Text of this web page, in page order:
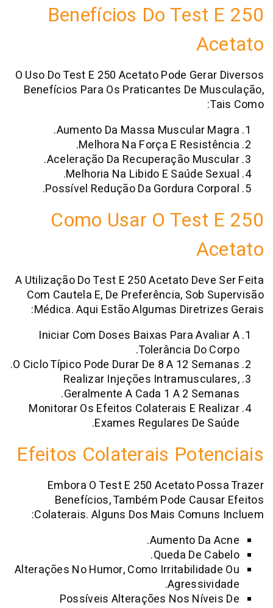
Benefícios Do Test
O Uso Do Test E 250 Acetato Pode
Benefícios Para Os Praticantes De
Aumento Da Massa Muscular
Melhora Na Força E
Aceleração Da Recuperação
Melhoria Na Libido E Saúde
Possível Redução Da Gordura
Como Usar O Test
A Utilização Do Test E 250 Acetato
Com Cautela E, De Preferência, Sob
Médica. Aqui Estão Algumas
Iniciar Com Doses Baixas Para
Tolerância Do
O Ciclo Típico Pode Durar De 8 A 12
Realizar Injeções
Geralmente A Cada 1 A 2
Monitorar Os Efeitos Colaterais E
Exames Regulares De
Efeitos Colaterais
Embora O Test E 250 Acetato
Benefícios, Também Pode
Colaterais. Alguns Dos Mais
Aumento Da
Queda De
Alterações No Humor, Como
Possíveis Alterações Nos